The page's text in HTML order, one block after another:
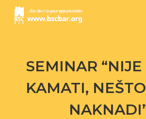
SEMINAR “NIJE
KAMATI,